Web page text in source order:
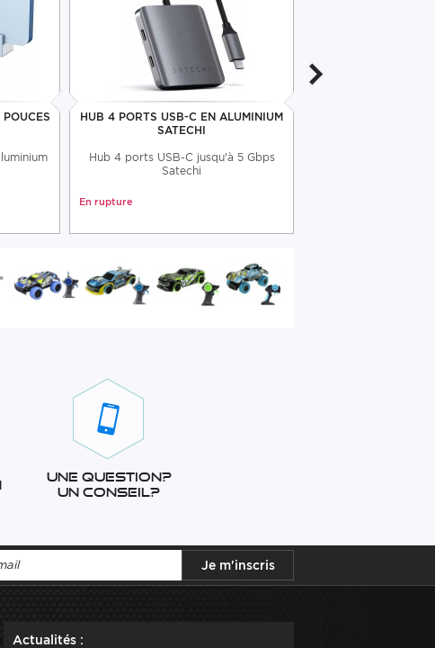
HUB 4 PORTS USB-C EN ALUMINIUM
SATECHI
Hub 4 ports USB-C jusqu'à 5 Gbps
Satechi
En rupture
Une question?
Un conseil?
Actualités :